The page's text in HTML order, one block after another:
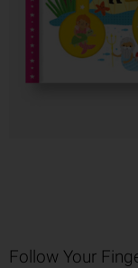
Follow Your